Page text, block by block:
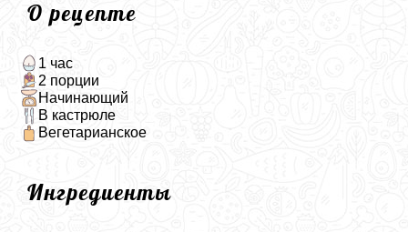
О рецепте
1 час
2 порции
Начинающий
В кастрюле
Вегетарианское
Ингредиенты